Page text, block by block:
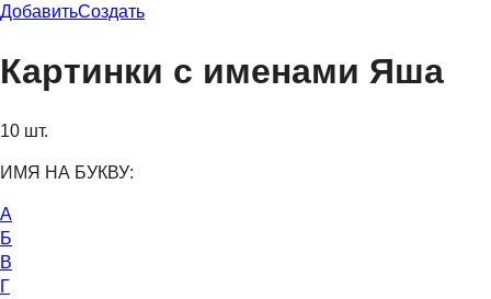
ДобавитьСоздать
Картинки с именами Яша
10 шт.
ИМЯ НА БУКВУ:
А
Б
В
Г